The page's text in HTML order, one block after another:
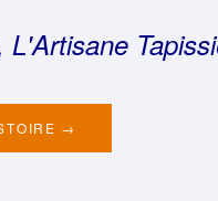
L'Artisane
→